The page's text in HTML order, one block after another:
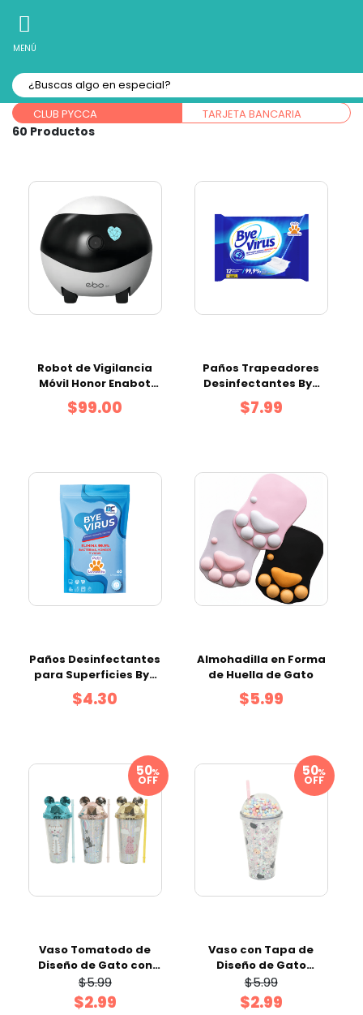
MENÚ
Forma de pago:
CLUB PYCCA TARJETA BANCARIA
60
Robot de Vigilancia
Móvil Honor Enabot
EBO SE
$99.00
Paños Trapeadores
Desinfectantes Bye
Virus Pets |Pack 12
Unidades
$7.99
Paños Desinfectantes
para Superficies Bye
Virus Pets |Doypack
40 Unidades
$4.30
Almohadilla en Forma
de Huella de Gato
$5.99
%
OFF
Vaso Tomatodo de
Diseño de Gato con
Tapa 380 ml Surtido
$5.99
$2.99
%
OFF
Vaso con Tapa de
Diseño de Gato
Surtido 450 ml
$5.99
$2.99